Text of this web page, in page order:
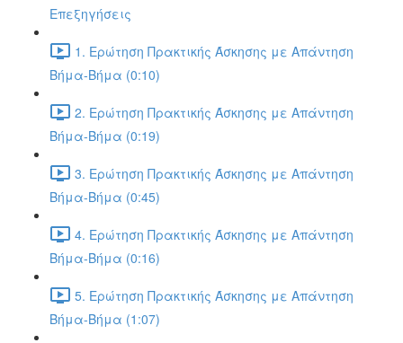
Επεξηγήσεις
1. Ερώτηση Πρακτικής Άσκησης με Απάντηση
Βήμα-Βήμα (0:10)
2. Ερώτηση Πρακτικής Άσκησης με Απάντηση
Βήμα-Βήμα (0:19)
3. Ερώτηση Πρακτικής Άσκησης με Απάντηση
Βήμα-Βήμα (0:45)
4. Ερώτηση Πρακτικής Άσκησης με Απάντηση
Βήμα-Βήμα (0:16)
5. Ερώτηση Πρακτικής Άσκησης με Απάντηση
Βήμα-Βήμα (1:07)